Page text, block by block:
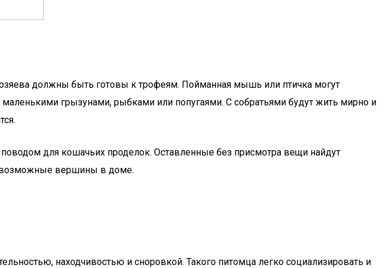
должны быть готовы к трофеям. Пойманная мышь или птичка могут
грызунами, рыбками или попугаями. С собратьями будут жить мирно и
поводом для кошачьих проделок. Оставленные без присмотра вещи найдут
вершины в доме.
находчивостью и сноровкой. Такого питомца легко социализировать и